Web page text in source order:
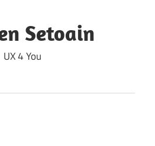
Setoain
UX 4 You